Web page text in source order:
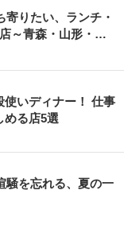
寄りたい、ランチ・
～青森・山形・…
使いディナー！ 仕事
める店5選
騒を忘れる、夏の一